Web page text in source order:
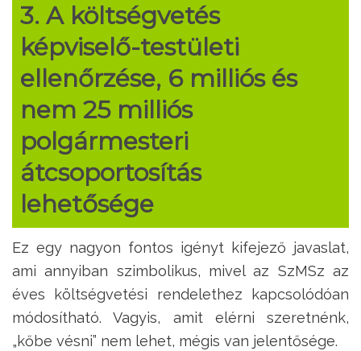
3. A költségvetés
képviselő-testületi
ellenőrzése, 6 milliós és
nem 25 milliós
polgármesteri
átcsoportosítás
lehetősége
Ez egy nagyon fontos igényt kifejező javaslat,
ami annyiban szimbolikus, mivel az SzMSz az
éves költségvetési rendelethez kapcsolódóan
módosítható. Vagyis, amit elérni szeretnénk,
„kőbe vésni” nem lehet, mégis van jelentősége.